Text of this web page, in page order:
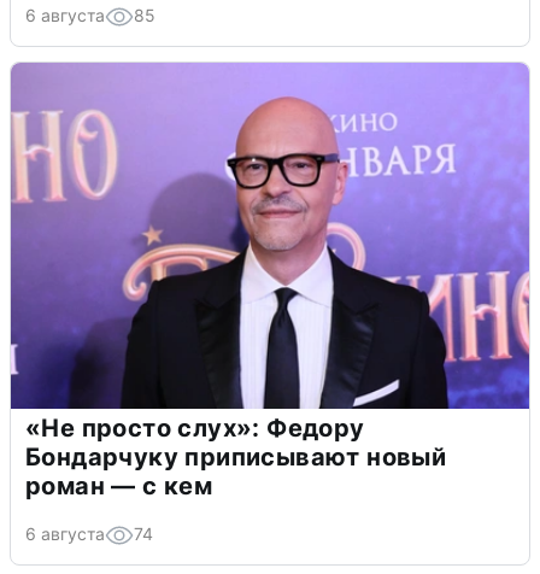
6 августа 85
«Не просто слух»: Федору
Бондарчуку приписывают новый
роман — с кем
6 августа 74